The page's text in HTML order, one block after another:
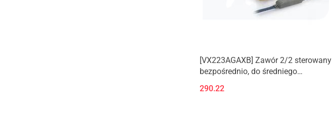
[VX223AGAXB] Zawór 2/2 sterowany
bezpośrednio, do średniego
(Nowy produkt)
290.22